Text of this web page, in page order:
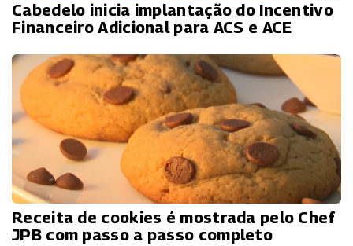
Cabedelo inicia implantação do Incentivo
Financeiro Adicional para ACS e ACE
Receita de cookies é mostrada pelo Chef
JPB com passo a passo completo